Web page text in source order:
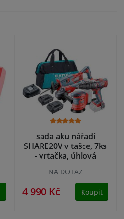
sada aku nářadí
SHARE20V v tašce, 7ks
- vrtačka, úhlová
excentrická bruska, 2x
baterie
NA DOTAZ
4 990 Kč Koupit